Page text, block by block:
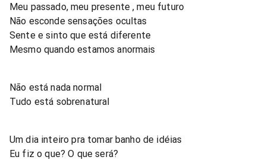
Meu passado, meu presente , meu futuro
Não esconde sensações ocultas
Sente e sinto que está diferente
Mesmo quando estamos anormais
Não está nada normal
Tudo está sobrenatural
Um dia inteiro pra tomar banho de idéias
Eu fiz o que? O que será?